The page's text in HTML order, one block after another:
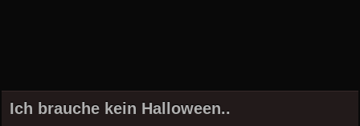
Ich brauche kein Halloween..